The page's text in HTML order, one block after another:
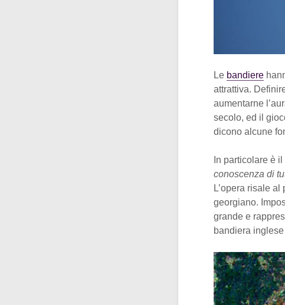
Le bandiere
attrattiva.
aumentarne
secolo, ed il
dicono alcune
In particolare è il
conoscenza di
L’opera risale
georgiano.
grande e
bandiera